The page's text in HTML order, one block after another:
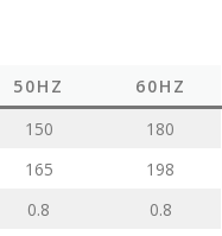
50HZ
60HZ
150
180
165
198
0.8
0.8